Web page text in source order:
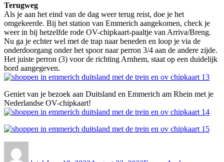
Terugweg
Als je aan het eind van de dag weer terug reist, doe je het
omgekeerde. Bij het station van Emmerich aangekomen, check je
weer in bij hetzelfde rode OV-chipkaart-paaltje van Arriva/Breng.
Nu ga je echter wel met de trap naar beneden en loop je via de
onderdoorgang onder het spoor naar perron 3/4 aan de andere zijde.
Het juiste perron (3) voor de richting Arnhem, staat op een duidelijk
bord aangegeven.
Geniet van je bezoek aan Duitsland en Emmerich am Rhein met je
Nederlandse OV-chipkaart!